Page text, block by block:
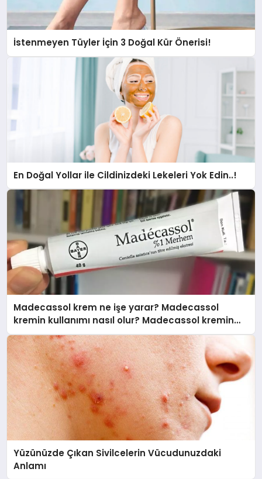
İstenmeyen Tüyler İçin 3 Doğal Kür Önerisi!
En Doğal Yollar ile Cildinizdeki Lekeleri Yok Edin..!
Madecassol krem ne işe yarar? Madecassol
kremin kullanımı nasıl olur? Madecassol kremin
fiyatı
Yüzünüzde Çıkan Sivilcelerin Vücudunuzdaki
Anlamı